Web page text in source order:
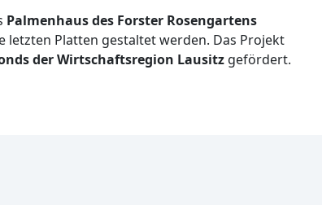
Palmenhaus des Forster Rosengartens
letzten Platten gestaltet werden. Das Projekt
der Wirtschaftsregion Lausitz gefördert.